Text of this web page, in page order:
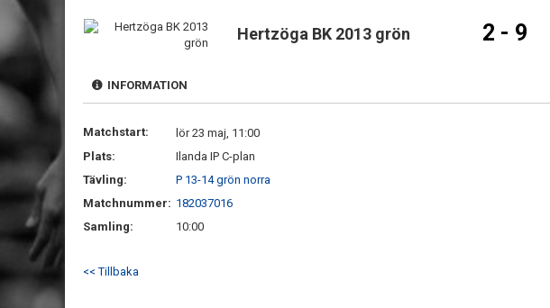
Hertzöga BK 2013 grön 2 - 9
INFORMATION
Matchstart:
lör 23 maj, 11:00
Plats:
Ilanda IP C-plan
Tävling:
P 13-14 grön norra
Matchnummer: 182037016
Samling:
10:00
<< Tillbaka